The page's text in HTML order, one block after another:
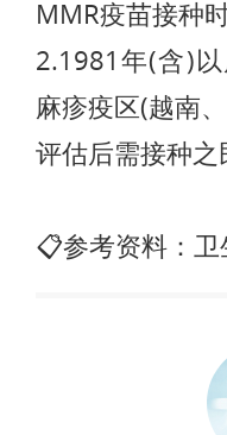
MMR疫苗接种
2.1981年(含)
麻疹疫区(越南
评估后需接种之
📋参考资料：